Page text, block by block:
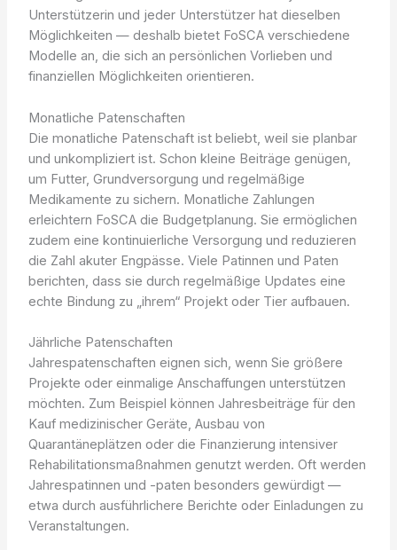
Unterstützerin und jeder Unterstützer hat dieselben
Möglichkeiten — deshalb bietet FoSCA verschiedene
Modelle an, die sich an persönlichen Vorlieben und
finanziellen Möglichkeiten orientieren.
Monatliche Patenschaften
Die monatliche Patenschaft ist beliebt, weil sie planbar
und unkompliziert ist. Schon kleine Beiträge genügen,
um Futter, Grundversorgung und regelmäßige
Medikamente zu sichern. Monatliche Zahlungen
erleichtern FoSCA die Budgetplanung. Sie ermöglichen
zudem eine kontinuierliche Versorgung und reduzieren
die Zahl akuter Engpässe. Viele Patinnen und Paten
berichten, dass sie durch regelmäßige Updates eine
echte Bindung zu „ihrem“ Projekt oder Tier aufbauen.
Jährliche Patenschaften
Jahrespatenschaften eignen sich, wenn Sie größere
Projekte oder einmalige Anschaffungen unterstützen
möchten. Zum Beispiel können Jahresbeiträge für den
Kauf medizinischer Geräte, Ausbau von
Quarantäneplätzen oder die Finanzierung intensiver
Rehabilitationsmaßnahmen genutzt werden. Oft werden
Jahrespatinnen und -paten besonders gewürdigt —
etwa durch ausführlichere Berichte oder Einladungen zu
Veranstaltungen.